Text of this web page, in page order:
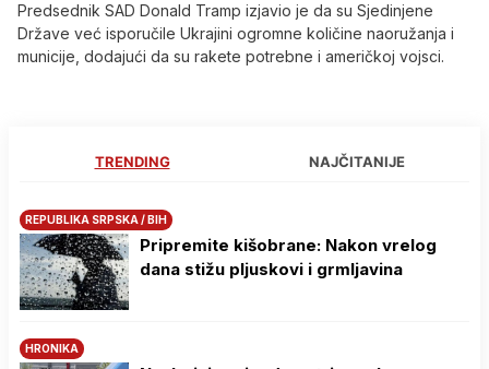
Predsednik SAD Donald Tramp izjavio je da su Sjedinjene
Države već isporučile Ukrajini ogromne količine naoružanja i
municije, dodajući da su rakete potrebne i američkoj vojsci.
TRENDING NAJČITANIJE
REPUBLIKA SRPSKA / BIH
Pripremite kišobrane: Nakon vrelog
dana stižu pljuskovi i grmljavina
HRONIKA